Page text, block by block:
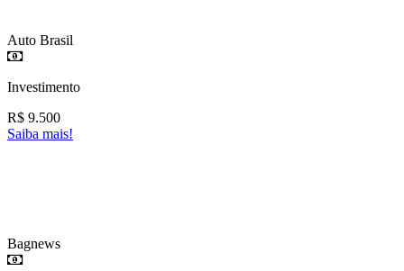
Auto Brasil
Investimento
R$ 9.500
Saiba mais!
Bagnews